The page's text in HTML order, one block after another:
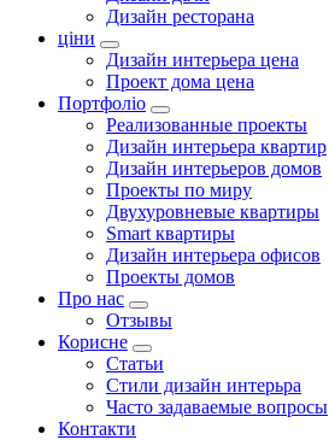
Дизайн ресторана
ціни
Дизайн интерьера цена
Проект дома цена
Портфоліо
Реализованные проекты
Дизайн интерьера квартир
Дизайн интерьеров домов
Проекты по миру
Двухуровневые квартиры
Smart квартиры
Дизайн интерьера офисов
Проекты домов
Про нас
Отзывы
Корисне
Статьи
Cтили дизайн интерьра
Часто задаваемые вопросы
Контакти